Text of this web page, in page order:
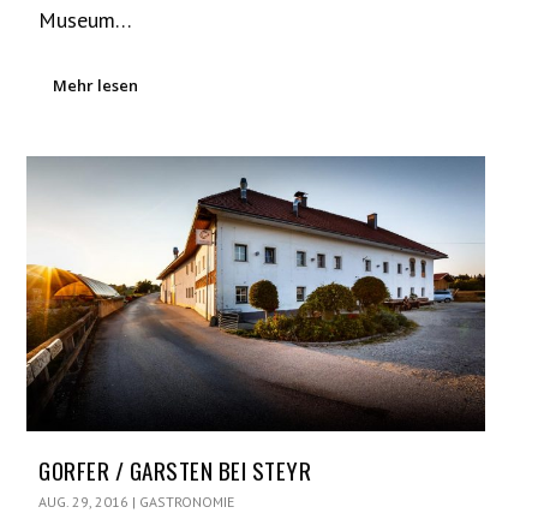
Museum…
Mehr lesen
GORFER / GARSTEN BEI STEYR
AUG. 29, 2016 | GASTRONOMIE